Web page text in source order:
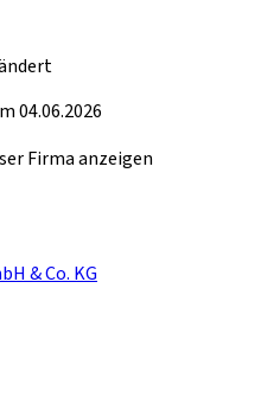
04.06.2026
Firma anzeigen
& Co. KG